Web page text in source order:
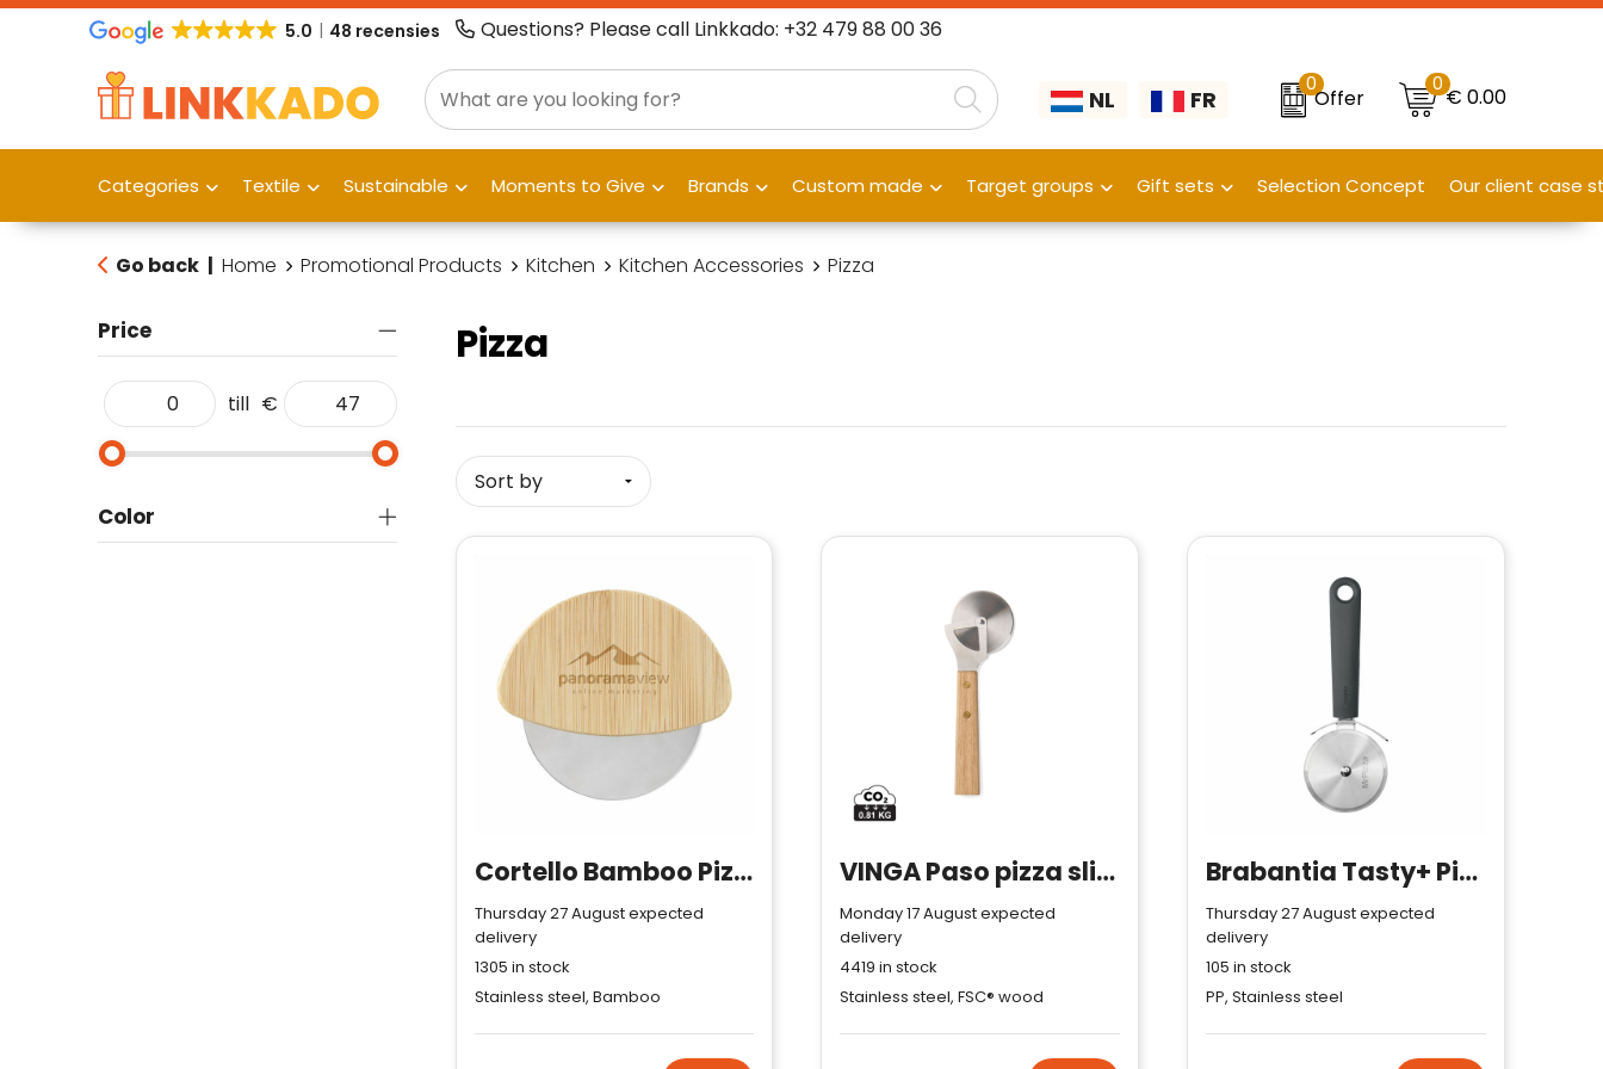
5.0 48 recensies Questions? Please call Linkkado: +32 479 88 00 36
NL FR
0
Offer
0€ 0.00
Categories Textile Sustainable Moments to Give Brands Custom made Target groups Gift sets Selection Concept Our client case
Go back | Home Promotional Products Kitchen Kitchen Accessories Pizza
Price
till €
Color
Pizza
Cortello Bamboo Pizza Cutter
Thursday 27 August expected
delivery
1305 in stock
Stainless steel, Bamboo
VINGA Paso pizza slicer
Monday 17 August expected
delivery
4419 in stock
Stainless steel, FSC® wood
Brabantia Tasty+ Pizza/Dough Cutter
Thursday 27 August expected
delivery
105 in stock
PP, Stainless steel